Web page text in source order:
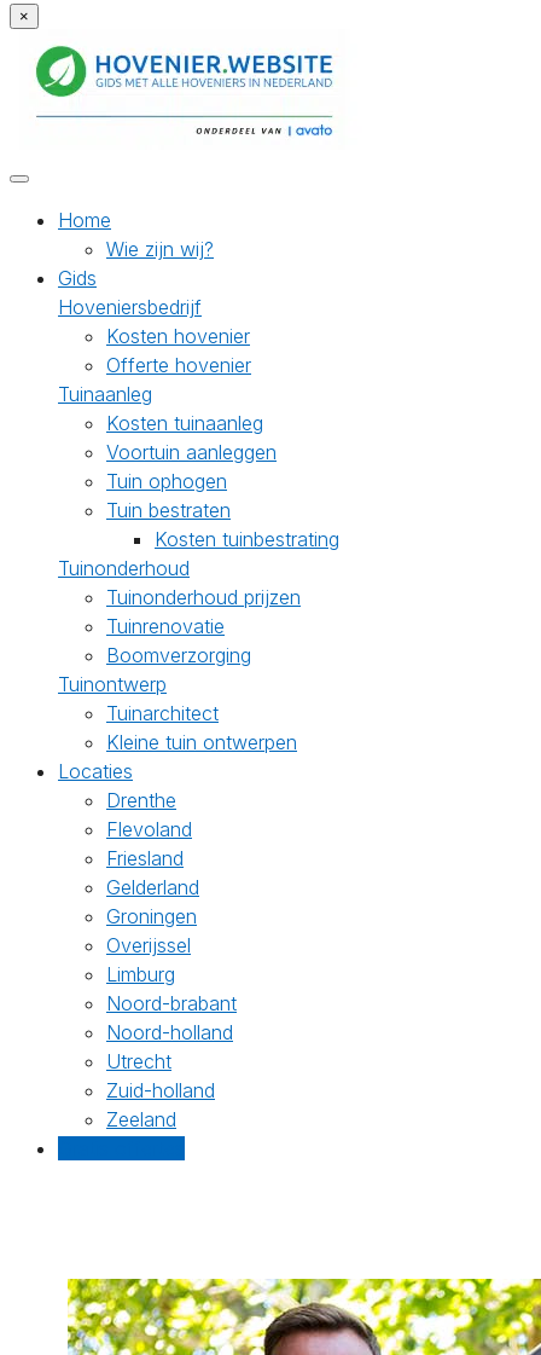
×
Home
Wie zijn wij?
Gids
Hoveniersbedrijf
Kosten hovenier
Offerte hovenier
Tuinaanleg
Kosten tuinaanleg
Voortuin aanleggen
Tuin ophogen
Tuin bestraten
Kosten tuinbestrating
Tuinonderhoud
Tuinonderhoud prijzen
Tuinrenovatie
Boomverzorging
Tuinontwerp
Tuinarchitect
Kleine tuin ontwerpen
Locaties
Drenthe
Flevoland
Friesland
Gelderland
Groningen
Overijssel
Limburg
Noord-brabant
Noord-holland
Utrecht
Zuid-holland
Zeeland